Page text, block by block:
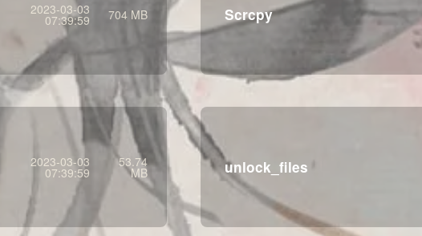
2023-03-03
07:39:59 704 MB Scrcpy
2023-03-03
07:39:59
53.74
MB unlock_files